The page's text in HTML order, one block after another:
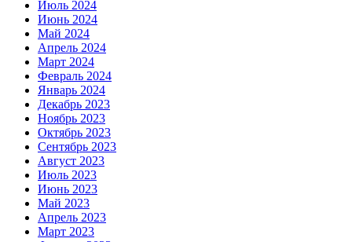
Июль 2024
Июнь 2024
Май 2024
Апрель 2024
Март 2024
Февраль 2024
Январь 2024
Декабрь 2023
Ноябрь 2023
Октябрь 2023
Сентябрь 2023
Август 2023
Июль 2023
Июнь 2023
Май 2023
Апрель 2023
Март 2023